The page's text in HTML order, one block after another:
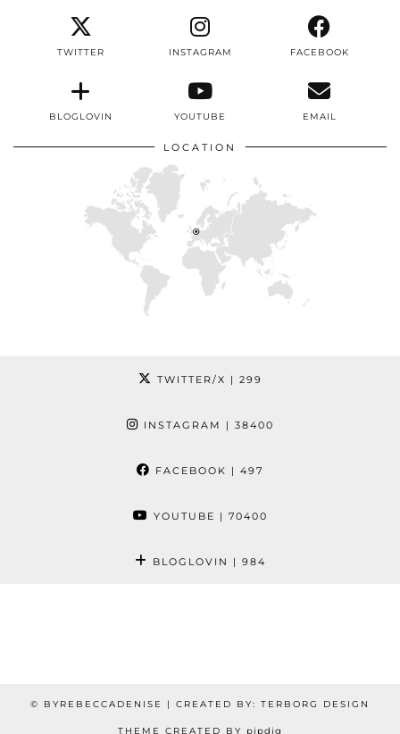
TWITTER INSTAGRAM FACEBOOK
BLOGLOVIN YOUTUBE EMAIL
LOCATION
TWITTER/X | 299
INSTAGRAM | 38400
FACEBOOK | 497
YOUTUBE | 70400
BLOGLOVIN | 984
© BYREBECCADENISE | CREATED BY: TERBORG DESIGN
THEME CREATED BY pipdig